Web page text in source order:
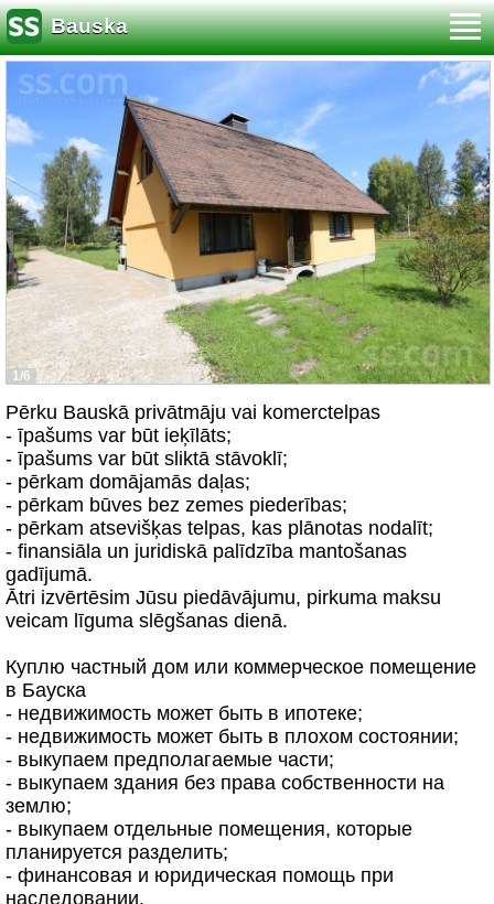
Bauska
1/6
Pērku Bauskā privātmāju vai komerctelpas
- īpašums var būt ieķīlāts;
- īpašums var būt sliktā stāvoklī;
- pērkam domājamās daļas;
- pērkam būves bez zemes piederības;
- pērkam atsevišķas telpas, kas plānotas nodalīt;
- finansiāla un juridiskā palīdzība mantošanas
gadījumā.
Ātri izvērtēsim Jūsu piedāvājumu, pirkuma maksu
veicam līguma slēgšanas dienā.
Куплю частный дом или коммерческое помещение
в Бауска
- недвижимость может быть в ипотеке;
- недвижимость может быть в плохом состоянии;
- выкупаем предполагаемые части;
- выкупаем здания без права собственности на
землю;
- выкупаем отдельные помещения, которые
планируется разделить;
- финансовая и юридическая помощь при
наследовании.